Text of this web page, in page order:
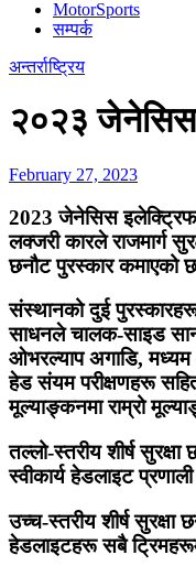
MotorSports
सम्पर्क
अन्तर्राष्ट्रिय
२०२३ जेनेसिस
February 27, 2023
2023 जेनेसिस
लक्जरी कारले राजमार्ग
छनौट पुरस्कार कमाएको
संस्थानको दुई
साधनले चालक-साइड
ओभरल्याप अगाडि, मध्यम
हेड संयम परीक्षणहरू
मूल्याङ्कनमा राम्रो
तल्लो-स्तरीय शीर्ष सुरक्षा
स्वीकार्य हेडलाइट
उच्च-स्तरीय शीर्ष सुरक्षा
हेडलाइटहरू सबै